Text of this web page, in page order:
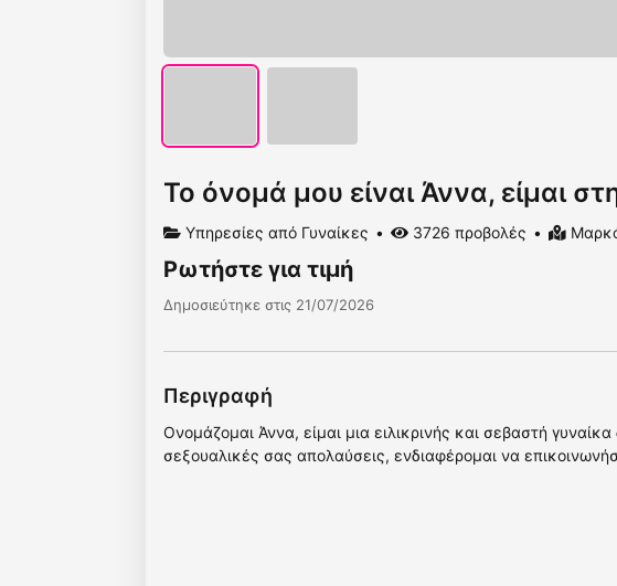
Το όνομά μου είναι Άννα, είμαι
Υπηρεσίες από Γυναίκες 3726 προβολές
Ρωτήστε για τιμή
Δημοσιεύτηκε στις 21/07/2026
Περιγραφή
Ονομάζομαι Άννα, είμαι μια ειλικρινής και σεβαστή γυναίκα
σεξουαλικές σας απολαύσεις, ενδιαφέρομαι να